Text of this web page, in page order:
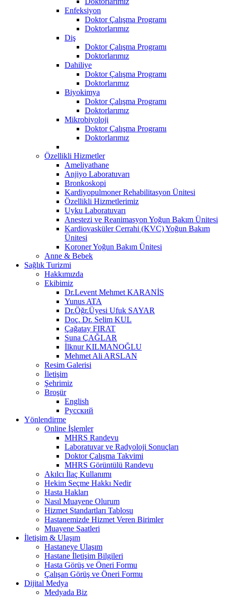
Enfeksiyon
Doktor Çalışma Programı
Doktorlarımız
Diş
Doktor Çalışma Programı
Doktorlarımız
Dahiliye
Doktor Çalışma Programı
Doktorlarımız
Biyokimya
Doktor Çalışma Programı
Doktorlarımız
Mikrobiyoloji
Doktor Çalışma Programı
Doktorlarımız
Özellikli Hizmetler
Ameliyathane
Anjiyo Laboratuvarı
Bronkoskopi
Kardiyopulmoner Rehabilitasyon Ünitesi
Özellikli Hizmetlerimiz
Uyku Laboratuvarı
Anestezi ve Reanimasyon Yoğun Bakım Ünitesi
Kardiovasküler Cerrahi (KVC) Yoğun Bakım
Ünitesi
Koroner Yoğun Bakım Ünitesi
Anne & Bebek
Sağlık Turizmi
Hakkımızda
Ekibimiz
Dr.Levent Mehmet KARANİS
Yunus ATA
Dr.Öğr.Üyesi Ufuk SAYAR
Doç. Dr. Selim KUL
Çağatay FIRAT
Suna ÇAĞLAR
İlknur KILMANOĞLU
Mehmet Ali ARSLAN
Resim Galerisi
İletişim
Şehrimiz
Broşür
English
Русский
Yönlendirme
Online İşlemler
MHRS Randevu
Laboratuvar ve Radyoloji Sonuçları
Doktor Çalışma Takvimi
MHRS Görüntülü Randevu
Akılcı İlaç Kullanımı
Hekim Seçme Hakkı Nedir
Hasta Hakları
Nasıl Muayene Olurum
Hizmet Standartları Tablosu
Hastanemizde Hizmet Veren Birimler
Muayene Saatleri
İletişim & Ulaşım
Hastaneye Ulaşım
Hastane İletişim Bilgileri
Hasta Görüş ve Öneri Formu
Çalışan Görüş ve Öneri Formu
Dijital Medya
Medyada Biz